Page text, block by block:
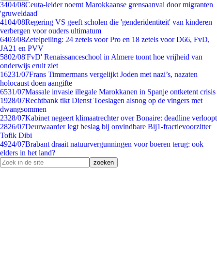
3404/08Ceuta-leider noemt Marokkaanse grensaanval door migranten
'gruweldaad'
4104/08Regering VS geeft scholen die 'genderidentiteit' van kinderen
verbergen voor ouders ultimatum
6403/08Zetelpeiling: 24 zetels voor Pro en 18 zetels voor D66, FvD,
JA21 en PVV
5802/08'FvD' Renaissanceschool in Almere toont hoe vrijheid van
onderwijs eruit ziet
16231/07Frans Timmermans vergelijkt Joden met nazi’s, nazaten
holocaust doen aangifte
6531/07Massale invasie illegale Marokkanen in Spanje ontketent crisis
1928/07Rechtbank tikt Dienst Toeslagen alsnog op de vingers met
dwangsommen
2328/07Kabinet negeert klimaatrechter over Bonaire: deadline verloopt
2826/07Deurwaarder legt beslag bij onvindbare Bij1-fractievoorzitter
Tofik Dibi
4924/07Brabant draait natuurvergunningen voor boeren terug: ook
elders in het land?